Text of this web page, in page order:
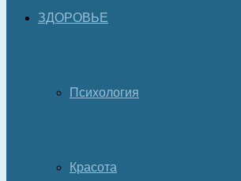
ЗДОРОВЬЕ
Психология
Красота